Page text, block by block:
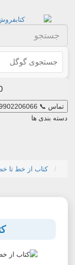
0
تماس 📞
دسته بندی ها
کتاب از خط تا